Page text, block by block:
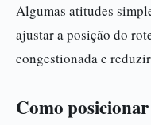
Algumas atitudes
ajustar a posição do
congestionada e
Como